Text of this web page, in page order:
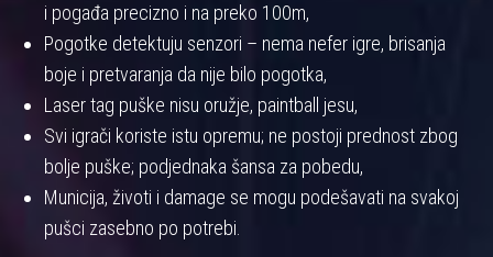
i pogađa precizno i na preko 100m,
Pogotke detektuju senzori – nema nefer igre, brisanja
boje i pretvaranja da nije bilo pogotka,
Laser tag puške nisu oružje, paintball jesu,
Svi igrači koriste istu opremu; ne postoji prednost zbog
bolje puške; podjednaka šansa za pobedu,
Municija, životi i damage se mogu podešavati na svakoj
pušci zasebno po potrebi.